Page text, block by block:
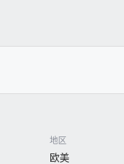
地区
欧美